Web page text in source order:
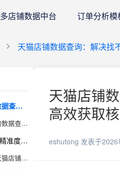
多店铺数据中台 订单分析模
天猫店铺数据查询：解决找
一、天猫店铺数据查询难点剖析：痛点不仅在“查不准”
1. 电商商家遇到的数据查询困境有哪些？
二、提升数据查询精准度的方法和工具
1. 如何精准获取天猫店铺的核心数据？
天猫店铺
高效获取
eshutong 发表于2026